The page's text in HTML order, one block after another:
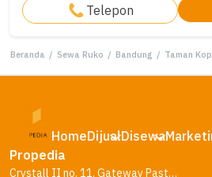
Telepon
Beranda / Sewa Ruko / Bandung / Taman
HomeDijualDisewa
Propedia
Crystall II no. 11, Gateway Pasteur Residence, Bandung – Jawa Barat